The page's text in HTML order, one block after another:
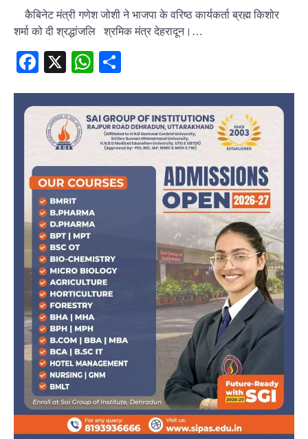
कैबिनेट मंत्री गणेश जोशी ने भाजपा के वरिष्ठ कार्यकर्ता ब्रह्म किशोर
शर्मा को दी श्रद्धांजलि श्रमिक मंत्र देहरादून।…
Facebook
X WhatsApp